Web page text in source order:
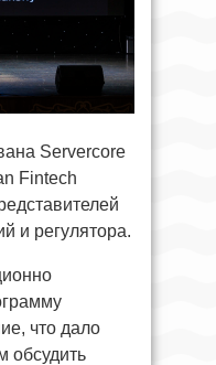
Servercore
Fintech
и регулятора.
что дало
обсудить